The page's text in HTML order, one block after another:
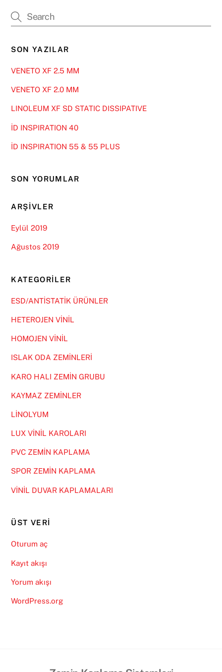
SON YAZILAR
VENETO XF 2.5 MM
VENETO XF 2.0 MM
LINOLEUM XF SD STATIC DISSIPATIVE
İD INSPIRATION 40
İD INSPIRATION 55 & 55 PLUS
SON YORUMLAR
ARŞIVLER
Eylül 2019
Ağustos 2019
KATEGORILER
ESD/ANTİSTATİK ÜRÜNLER
HETEROJEN VİNİL
HOMOJEN VİNİL
ISLAK ODA ZEMİNLERİ
KARO HALI ZEMİN GRUBU
KAYMAZ ZEMİNLER
LİNOLYUM
LUX VİNİL KAROLARI
PVC ZEMİN KAPLAMA
SPOR ZEMİN KAPLAMA
VİNİL DUVAR KAPLAMALARI
ÜST VERI
Oturum aç
Kayıt akışı
Yorum akışı
WordPress.org